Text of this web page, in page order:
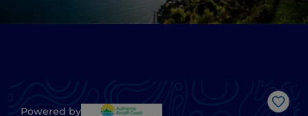
Me
Powered by